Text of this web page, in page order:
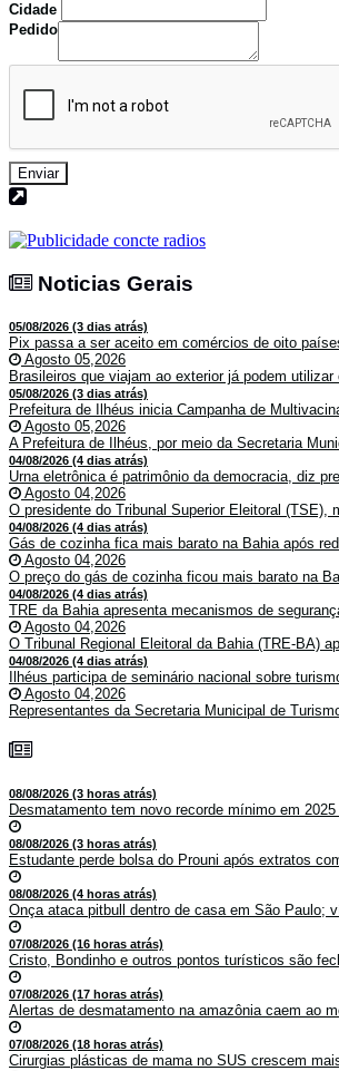
Cidade
Pedido
Enviar
Noticias Gerais
05/08/2026 (3 dias atrás)
Pix passa a ser aceito em comércios de oito
Agosto 05,2026
Brasileiros que viajam ao exterior já podem
05/08/2026 (3 dias atrás)
Prefeitura de Ilhéus inicia Campanha de
Agosto 05,2026
A Prefeitura de Ilhéus, por meio da Secretaria
04/08/2026 (4 dias atrás)
Urna eletrônica é patrimônio da democracia, diz
Agosto 04,2026
O presidente do Tribunal Superior Eleitoral (TSE),
04/08/2026 (4 dias atrás)
Gás de cozinha fica mais barato na Bahia após
Agosto 04,2026
O preço do gás de cozinha ficou mais barato na
04/08/2026 (4 dias atrás)
TRE da Bahia apresenta mecanismos de
Agosto 04,2026
O Tribunal Regional Eleitoral da Bahia (TRE-BA)
04/08/2026 (4 dias atrás)
Ilhéus participa de seminário nacional sobre
Agosto 04,2026
Representantes da Secretaria Municipal de
08/08/2026 (3 horas atrás)
Desmatamento tem novo recorde mínimo em
08/08/2026 (3 horas atrás)
Estudante perde bolsa do Prouni após extratos
08/08/2026 (4 horas atrás)
Onça ataca pitbull dentro de casa em São Paulo;
07/08/2026 (16 horas atrás)
Cristo, Bondinho e outros pontos turísticos são
07/08/2026 (17 horas atrás)
Alertas de desmatamento na amazônia caem ao
07/08/2026 (18 horas atrás)
Cirurgias plásticas de mama no SUS crescem